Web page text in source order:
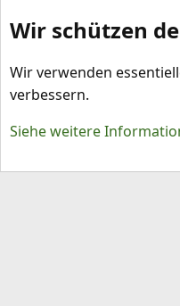
Wir schützen
Wir verwenden
verbessern.
Siehe weitere